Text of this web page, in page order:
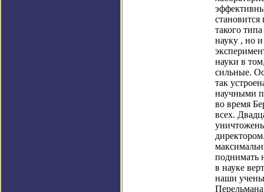
такого
науку , но
науки в
сильные.
так
научными
во время
всех.
поднимать
в науке
наши